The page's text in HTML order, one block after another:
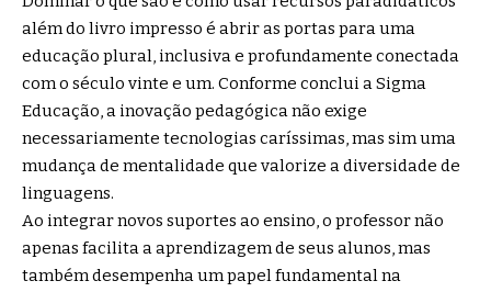
além do livro impresso é abrir as portas para uma
educação plural, inclusiva e profundamente conectada
com o século vinte e um. Conforme conclui a Sigma
Educação, a inovação pedagógica não exige
necessariamente tecnologias caríssimas, mas sim uma
mudança de mentalidade que valorize a diversidade de
linguagens.
Ao integrar novos suportes ao ensino, o professor não
apenas facilita a aprendizagem de seus alunos, mas
também desempenha um papel fundamental na